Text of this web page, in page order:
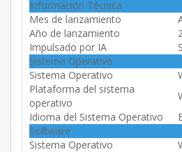
Información Técnica
Mes de lanzamiento
Año de lanzamiento
Impulsado por IA
Sistema Operativo
Sistema Operativo
Plataforma del sistema
operativo
Idioma del Sistema Operativo
Software
Sistema Operativo